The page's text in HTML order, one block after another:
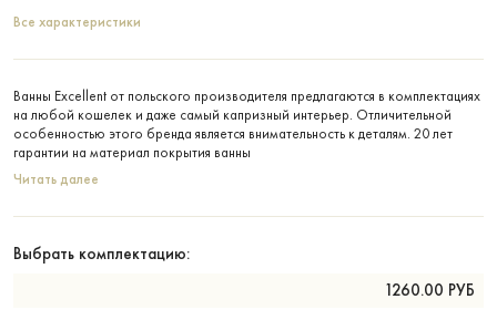
Все характеристики
Ванны Excellent от польского производителя предлагаются в комплектациях
на любой кошелек и даже самый капризный интерьер. Отличительной
особенностью этого бренда является внимательность к деталям. 20 лет
гарантии на материал покрытия ванны
Читать далее
Выбрать комплектацию:
1260.00 РУБ